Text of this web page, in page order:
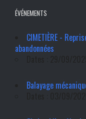
ÉVÉNEMENTS
CIMETIÈRE -
abandonnées
Balayage